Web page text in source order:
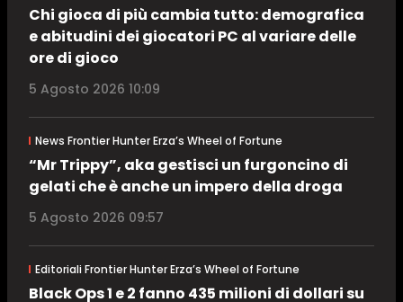
Chi gioca di più cambia tutto: demografica
e abitudini dei giocatori PC al variare delle
ore di gioco
5 Agosto 2026 10:09
News Frontier Hunter Erza’s Wheel of Fortune
“Mr Trippy”, aka gestisci un furgoncino di
gelati che è anche un impero della droga
5 Agosto 2026 09:57
Editoriali Frontier Hunter Erza’s Wheel of Fortune
Black Ops 1 e 2 fanno 435 milioni di dollari su